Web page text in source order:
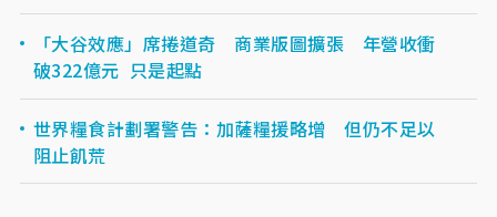
「大谷效應」席捲道奇 商業版圖擴張 年營收衝
破322億元 只是起點
世界糧食計劃署警告：加薩糧援略增 但仍不足以
阻止飢荒